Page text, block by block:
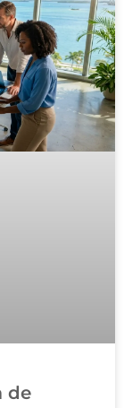
de